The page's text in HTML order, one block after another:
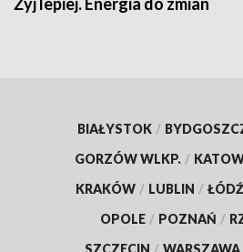
BIAŁYSTOK /
GORZÓW WLKP. /
KRAKÓW / LUBLIN / ŁÓDŹ
OPOLE / POZNAŃ /